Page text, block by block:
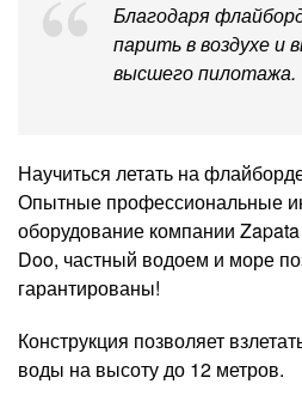
Благодаря
парить в воздухе
высшего пилотажа.
Научиться летать на
Опытные профессиональные
оборудование компании
Doo, частный водоем и море
гарантированы!
Конструкция позволяет
воды на высоту до 12 метров.